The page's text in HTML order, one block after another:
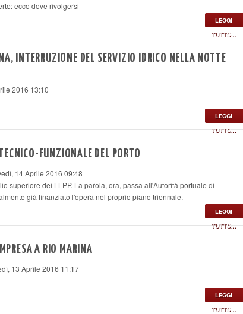
ecco dove rivolgersi
LEGGI
TUTTO...
INTERRUZIONE DEL SERVIZIO IDRICO NELLA NOTTE
2016 13:10
LEGGI
TUTTO...
FUNZIONALE DEL PORTO
14 Aprile 2016 09:48
superiore dei LLPP. La parola, ora, passa all'Autorità portuale di
già finanziato l'opera nel proprio piano triennale.
LEGGI
TUTTO...
A RIO MARINA
13 Aprile 2016 11:17
LEGGI
TUTTO...